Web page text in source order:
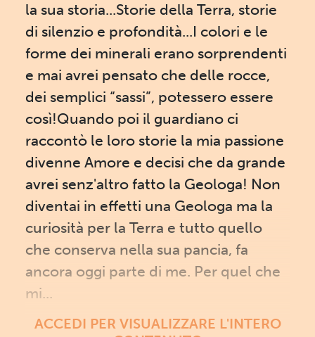
la sua storia...Storie della Terra, storie
di silenzio e profondità...I colori e le
forme dei minerali erano sorprendenti
e mai avrei pensato che delle rocce,
dei semplici “sassi”, potessero essere
così!Quando poi il guardiano ci
raccontò le loro storie la mia passione
divenne Amore e decisi che da grande
avrei senz'altro fatto la Geologa! Non
diventai in effetti una Geologa ma la
curiosità per la Terra e tutto quello
che conserva nella sua pancia, fa
ancora oggi parte di me. Per quel che
mi...
ACCEDI PER VISUALIZZARE L'INTERO